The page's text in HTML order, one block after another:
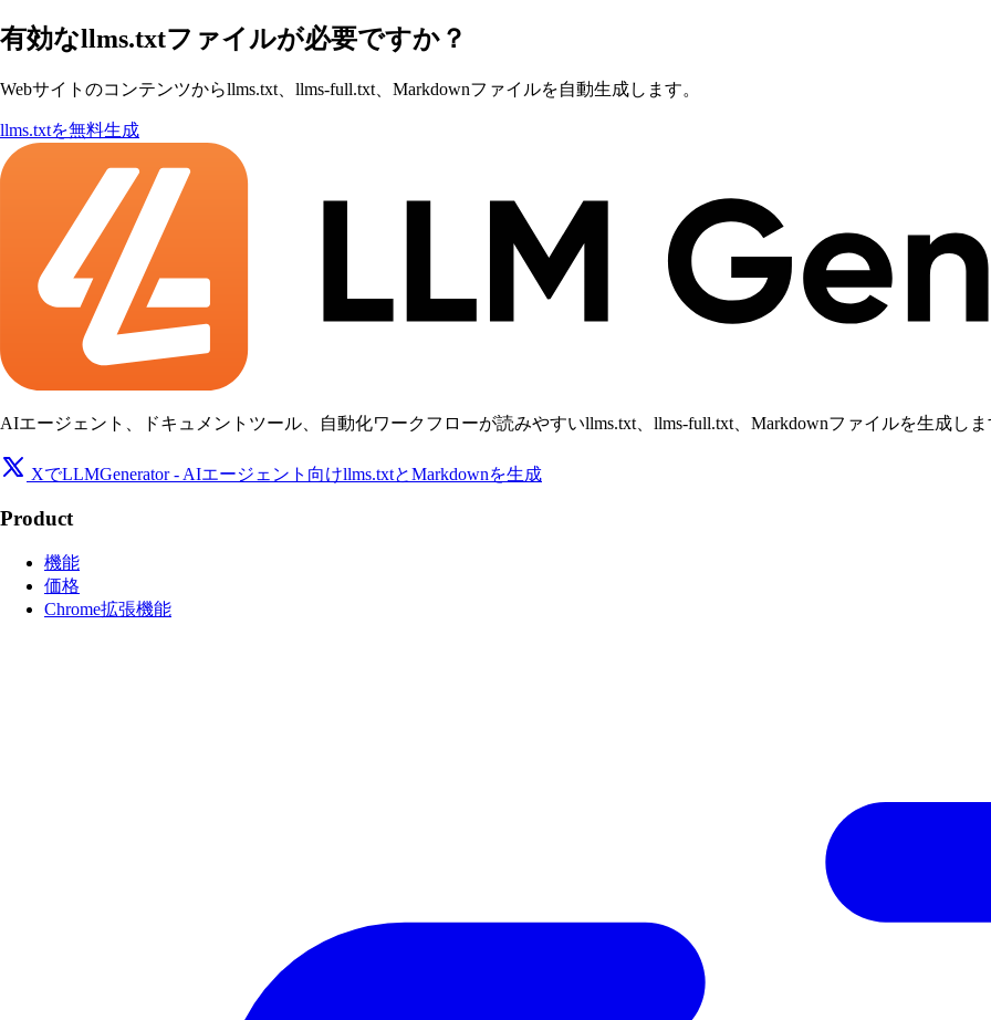
有効なllms.txtファイルが必要ですか？
Webサイトのコンテンツからllms.txt、llms-full.txt、Markdownファイルを自動生成します。
llms.txtを無料生成
AIエージェント、ドキュメントツール、自動化ワークフローが読みやすいllms.txt、llms-full.txt、Markdownファイルを生成し
XでLLMGenerator - AIエージェント向けllms.txtとMarkdownを生成
Product
機能
価格
Chrome拡張機能